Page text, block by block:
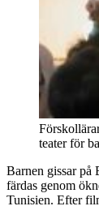
teater för
Barnen gissar på
färdas genom
Tunisien. Efter